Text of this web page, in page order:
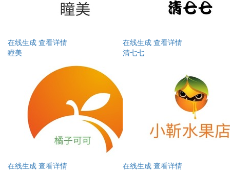
在线生成 查看详情
瞳美
在线生成 查看详情
清七七
在线生成 查看详情
在线生成 查看详情